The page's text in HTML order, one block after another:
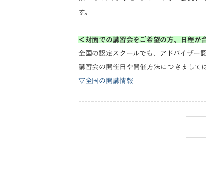
す。
＜対面での講習会をご希望の方、日程が
全国の認定スクールでも、アドバイザー
講習会の開催日や開催方法につきまして
▽全国の開講情報